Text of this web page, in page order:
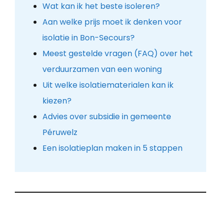
Wat kan ik het beste isoleren?
Aan welke prijs moet ik denken voor
isolatie in Bon-Secours?
Meest gestelde vragen (FAQ) over het
verduurzamen van een woning
Uit welke isolatiematerialen kan ik
kiezen?
Advies over subsidie in gemeente
Péruwelz
Een isolatieplan maken in 5 stappen